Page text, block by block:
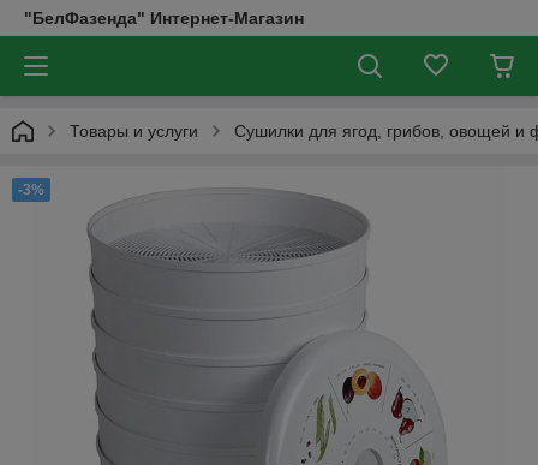
"БелФазенда" Интернет-Магазин
Товары и услуги Сушилки для ягод, грибов, овощей и
-3%